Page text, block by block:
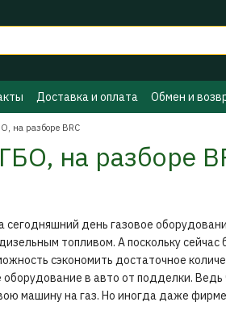
Доставка и оплата
Обмен и
конфиденциальности Бренды
на разборе BRC
на разборе
сегодняшний день газовое
топливом. А поскольку сейчас
сэкономить достаточное
оборудование в авто от подделки.
машину на газ. Но иногда даже